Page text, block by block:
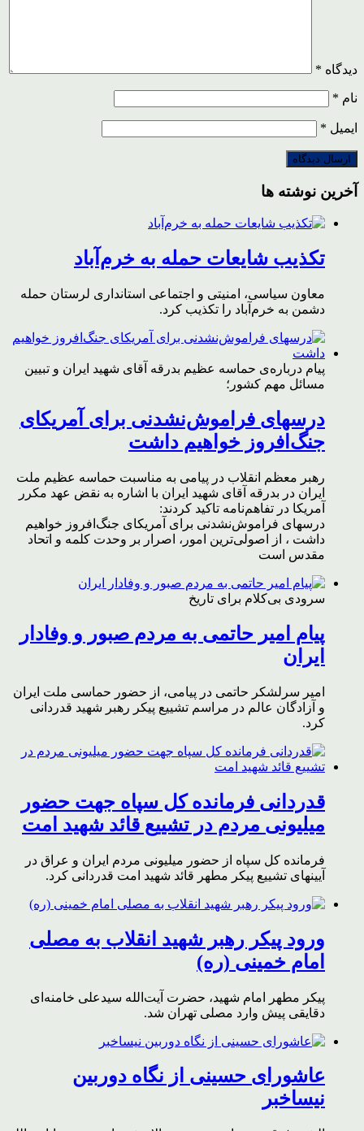
دیدگاه *
نام *
ایمیل *
آخرین نوشته ها
تکذیب شایعات حمله به خرم‌آباد
معاون سیاسی، امنیتی و اجتماعی استانداری لرستان حمله
دشمن به خرم‌آباد را تکذیب کرد.
پیام درباره‌ی حماسه عظیم بدرقه آقای شهید ایران و تبیین
مسائل مهم کشور؛
درسهای فراموش‌نشدنی برای آمریکای
جنگ‌افروز خواهیم داشت
رهبر معظم انقلاب در پیامی به مناسبت حماسه عظیم ملت
ایران در بدرقه آقای شهید ایران با اشاره به نقض عهد مکرر
آمریکا در تفاهم‌نامه تاکید کردند:
درسهای فراموش‌نشدنی برای آمریکای جنگ‌افروز خواهیم
داشت ، از اصولی‌ترین امور، اصرار بر وحدت کلمه و اتحاد
مقدس است
سرودی بی‌کلام برای تاریخ
پیام امیر حاتمی به مردم صبور و وفادار
ایران
امیر سرلشکر حاتمی در پیامی، از حضور حماسی ملت ایران
و آزادگان عالم در مراسم تشییع پیکر رهبر شهید قدردانی
کرد.
قدردانی فرمانده کل سپاه جهت حضور
میلیونی مردم در تشییع قائد شهید امت
فرمانده کل سپاه از حضور میلیونی مردم ایران و عراق در
آیینهای تشییع پیکر مطهر قائد شهید امت قدردانی کرد.
ورود پیکر رهبر شهید انقلاب به مصلی
امام خمینی (ره)
پیکر مطهر امام شهید،‌ حضرت آیت‌الله سیدعلی خامنه‌ای
دقایقی پیش وارد مصلی تهران شد.
عاشورای حسینی از نگاه دوربین
نیساخبر